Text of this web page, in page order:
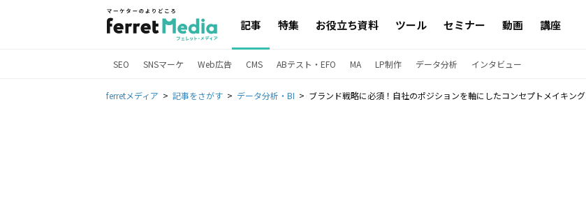
記事 特集 お役立ち資料 ツール セミナー 動画 講座
SEO SNSマーケ Web広告 CMS ABテスト・EFO MA LP制作 データ分析 インタビュー
ferretメディア 記事をさがす データ分析・BI ブランド戦略に必須！自社のポジションを軸にしたコンセプトメイキング